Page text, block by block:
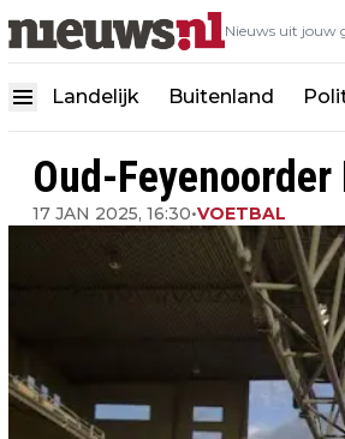
Nieuws uit jouw
Landelijk Buitenland
Oud-
17 JAN 2025, 16:30•VOETBAL